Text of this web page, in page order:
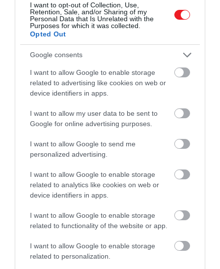
I want to opt-out of Collection, Use,
Retention, Sale, and/or Sharing of my
Personal Data that Is Unrelated with the
Purposes for which it was collected.
Opted Out
Google consents
I want to allow Google to enable storage
related to advertising like cookies on web or
device identifiers in apps.
I want to allow my user data to be sent to
Google for online advertising purposes.
I want to allow Google to send me
personalized advertising.
I want to allow Google to enable storage
related to analytics like cookies on web or
device identifiers in apps.
I want to allow Google to enable storage
related to functionality of the website or app.
I want to allow Google to enable storage
related to personalization.
szakmai nyelvezettel, mivel jobban törődnek azzal,
hogy lenyűgözzék a szakmabelieket.
Érdekesség, hogy van, aki úgy jelzi státuszát, hogy
valamilyen ellenkező dolgot jelez. Az önirónia lehet
ilyen például. Ez magasabb státuszúaknál jól
működik, ám alacsonyabb státuszúak helyzetén
csak ront. A magasabb státuszúak könnyebben
Képzeljünk el például egy kevésbé vonzó férfit, aki
aláássa magát valamilyen viccel. A reakció
kockázatos lehet a státusz ellenkezőjének a
bizonygatása.
(Forrás:Psychologytoday)
SZELLEM STÁTUSZSZIMBÓLUM
VONZÓSÁG EGYETEM